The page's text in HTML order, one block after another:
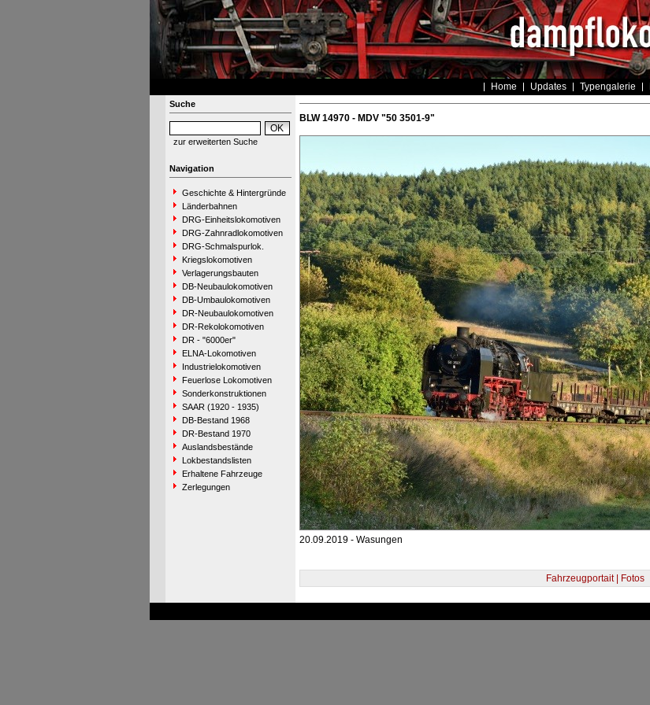
Home Updates Typengalerie
Suche
zur erweiterten Suche
Navigation
Geschichte & Hintergründe
Länderbahnen
DRG-Einheitslokomotiven
DRG-Zahnradlokomotiven
DRG-Schmalspurlok.
Kriegslokomotiven
Verlagerungsbauten
DB-Neubaulokomotiven
DB-Umbaulokomotiven
DR-Neubaulokomotiven
DR-Rekolokomotiven
DR - "6000er"
ELNA-Lokomotiven
Industrielokomotiven
Feuerlose Lokomotiven
Sonderkonstruktionen
SAAR (1920 - 1935)
DB-Bestand 1968
DR-Bestand 1970
Auslandsbestände
Lokbestandslisten
Erhaltene Fahrzeuge
Zerlegungen
BLW 14970 - MDV "50 3501-9"
20.09.2019 - Wasungen
Fahrzeugportait | Fotos